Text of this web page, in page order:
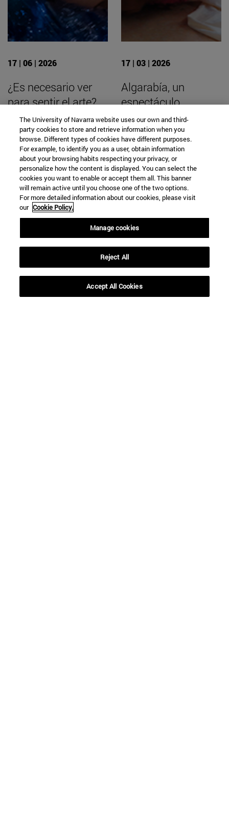
17 | 06 | 2026
¿Es necesario ver
para sentir el arte?
Ocho niños
invidentes y con
resto visual de la
Fundación ONCE
han demostrado
que no en el MUN
17 | 03 | 2026
Algarabía, un
espectáculo
innovador que pone
en diálogo
diferentes culturas,
disciplinas artísticas
y generaciones
BUSCADOR NOTICIAS
The University of Navarra website uses our own and third-
party cookies to store and retrieve information when you
browse. Different types of cookies have different purposes.
For example, to identify you as a user, obtain information
about your browsing habits respecting your privacy, or
personalize how the content is displayed. You can select the
cookies you want to enable or accept them all. This banner
will remain active until you choose one of the two options.
For more detailed information about our cookies, please visit
our Cookie Policy.
Manage cookies
Reject All
Accept All Cookies